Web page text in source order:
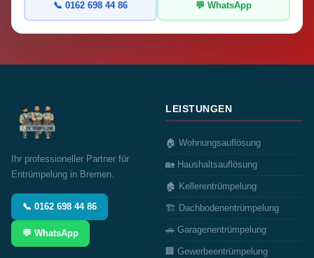
📞 0162 698 44 86 💬 WhatsApp
Ihr professioneller Partner für
Entrümpelung in Bremen.
📞 0162 698 44 86
💬 WhatsApp
LEISTUNGEN
🏠 Wohnungsauflösung
🏡 Haushaltsauflösung
🏚️ Kellerentrümpelung
🏗️ Dachbodenentrümpelung
🚗 Garagenentrümpelung
🏢 Gewerbeentrümpelung